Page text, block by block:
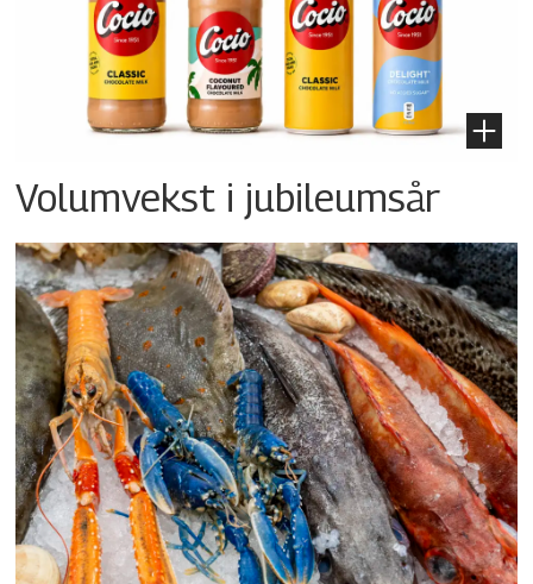
Volumvekst i jubileumsår